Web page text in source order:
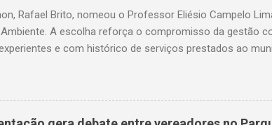
Rafael Brito, nomeou o Professor Eliésio Campelo
A escolha reforça o compromisso da gestão
e com histórico de serviços prestados ao
cargos estratégicos tanto no Maranhão quanto no
administrativa e pelo diálogo institucional.
em que foi gestor da Unidade Regional de Educação